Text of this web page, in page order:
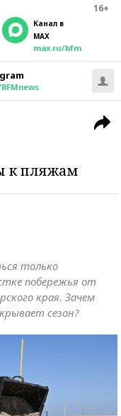
16+
Канал в
MAX
max.ru/bfm
к пляжам
только
побережья от
края. Зачем
сезон?